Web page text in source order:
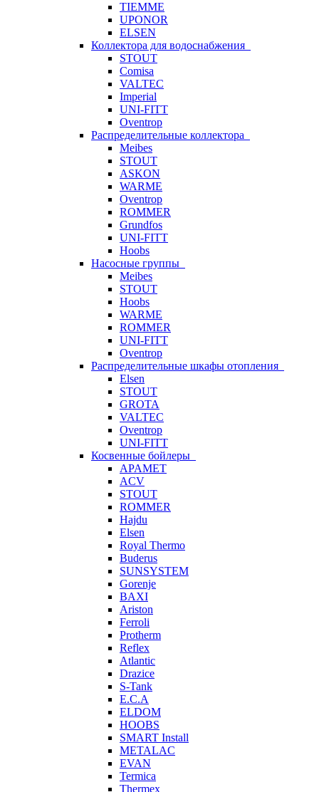
TIEMME
UPONOR
ELSEN
Коллектора для водоснабжения
STOUT
Comisa
VALTEC
Imperial
UNI-FITT
Oventrop
Распределительные коллектора
Meibes
STOUT
ASKON
WARME
Oventrop
ROMMER
Grundfos
UNI-FITT
Hoobs
Насосные группы
Meibes
STOUT
Hoobs
WARME
ROMMER
UNI-FITT
Oventrop
Распределительные шкафы отопления
Elsen
STOUT
GROTA
VALTEC
Oventrop
UNI-FITT
Косвенные бойлеры
APAMET
ACV
STOUT
ROMMER
Hajdu
Elsen
Royal Thermo
Buderus
SUNSYSTEM
Gorenje
BAXI
Ariston
Ferroli
Protherm
Reflex
Atlantic
Drazice
S-Tank
E.C.A
ELDOM
HOOBS
SMART Install
METALAC
EVAN
Termica
Thermex